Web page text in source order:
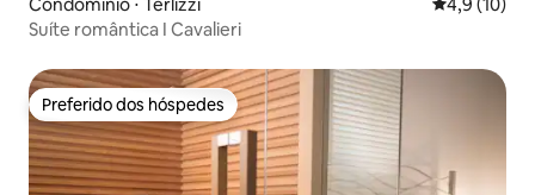
Suíte romântica I Cavalieri
Preferido dos hóspedes
Preferido dos hóspedes